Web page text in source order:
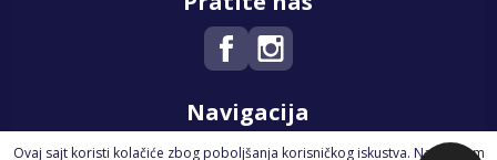
Navigacija
Ovaj sajt koristi kolačiće zbog poboljšanja korisničkog iskustva. Nastavkom